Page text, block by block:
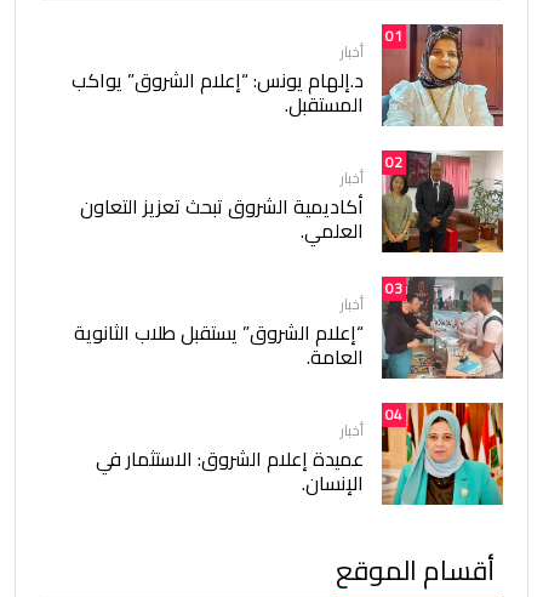
01
أخبار
د.إلهام يونس: “إعلام الشروق” يواكب
المستقبل.
02
أخبار
أكاديمية الشروق تبحث تعزيز التعاون
العلمي.
03
أخبار
“إعلام الشروق” يستقبل طلاب الثانوية
العامة.
04
أخبار
عميدة إعلام الشروق: الاستثمار في
الإنسان.
أقسام الموقع